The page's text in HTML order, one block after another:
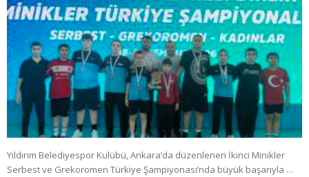
Yıldırım Belediyespor Kulübü, Ankara’da düzenlenen İkinci Minikler
Serbest ve Grekoromen Türkiye Şampiyonası’nda büyük başarıyla …